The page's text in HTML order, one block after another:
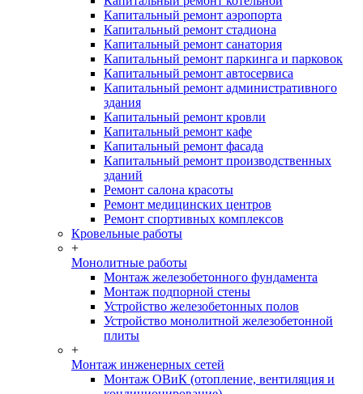
Капитальный ремонт аэропорта
Капитальный ремонт стадиона
Капитальный ремонт санатория
Капитальный ремонт паркинга и парковок
Капитальный ремонт автосервиса
Капитальный ремонт административного
здания
Капитальный ремонт кровли
Капитальный ремонт кафе
Капитальный ремонт фасада
Капитальный ремонт производственных
зданий
Ремонт салона красоты
Ремонт медицинских центров
Ремонт спортивных комплексов
Кровельные работы
+
Монолитные работы
Монтаж железобетонного фундамента
Монтаж подпорной стены
Устройство железобетонных полов
Устройство монолитной железобетонной
плиты
+
Монтаж инженерных сетей
Монтаж ОВиК (отопление, вентиляция и